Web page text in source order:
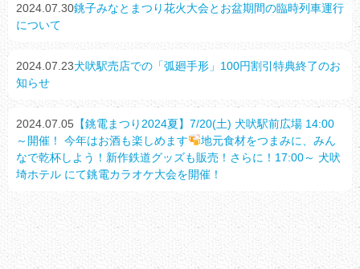
2024.07.30銚子みなとまつり花火大会とお盆期間の臨時列車運行
について
2024.07.23犬吠駅売店での「弧廻手形」100円割引特典終了のお
知らせ
2024.07.05 【銚電まつり2024夏】7/20(土) 犬吠駅前広場 14:00
～開催！ 今年はお酒も楽しめます
地元食材をつまみに、みん
なで乾杯しよう！新作鉄道グッズも販売！さらに！17:00～ 犬吠
埼ホテル にて銚電カラオケ大会を開催！